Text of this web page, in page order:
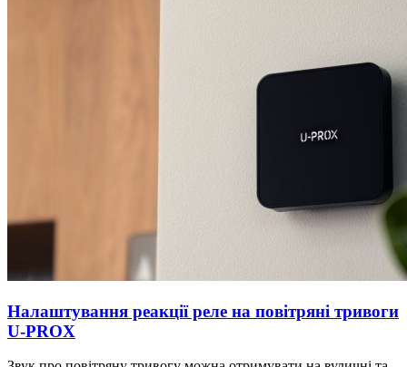
Налаштування реакції реле на повітряні тривоги
U-PROX